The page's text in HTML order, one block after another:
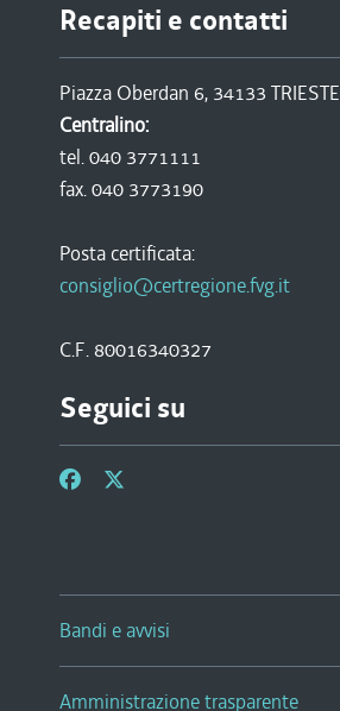
Recapiti e contatti
Piazza Oberdan 6, 34133 TRIESTE
Centralino:
tel. 040 3771111
fax. 040 3773190
Posta certificata:
consiglio@certregione.fvg.it
C.F. 80016340327
Seguici su
Bandi e avvisi
Amministrazione trasparente